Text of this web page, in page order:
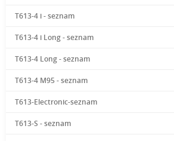
T613-4 i - seznam
T613-4 i Long - seznam
T613-4 Long - seznam
T613-4 M95 - seznam
T613-Electronic-seznam
T613-S - seznam